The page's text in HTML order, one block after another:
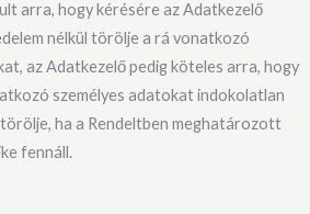
arra, hogy kérésére az Adatkezelő
nélkül törölje a rá vonatkozó
az Adatkezelő pedig köteles arra, hogy
személyes adatokat indokolatlan
törölje, ha a Rendeltben meghatározott
fennáll.